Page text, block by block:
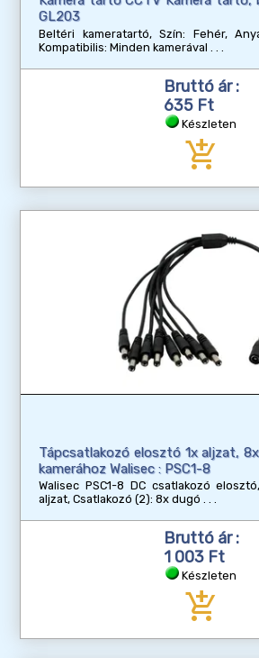
GL203
Beltéri kameratartó, Szín: Fehér,
Kompatibilis: Minden kamerával
Bruttó ár :
635 Ft
Készleten
add_shopping_cart
Tápcsatlakozó elosztó 1x aljzat,
kamerához Walisec : PSC1-8
Walisec PSC1-8 DC csatlakozó
aljzat, Csatlakozó (2): 8x dugó
Bruttó ár :
1 003 Ft
Készleten
add_shopping_cart